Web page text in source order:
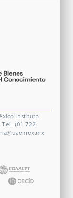
Instituto
(01-722)